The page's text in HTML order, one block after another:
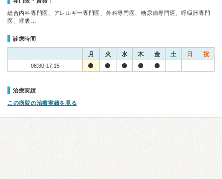
総合内科専門医、アレルギー専門医、外科専門医、糖尿病専門医、呼吸器専門
医、呼吸…
診療時間
月 火 水 木 金 土 日 祝
08:30-17:15
治療実績
この病院の治療実績を見る